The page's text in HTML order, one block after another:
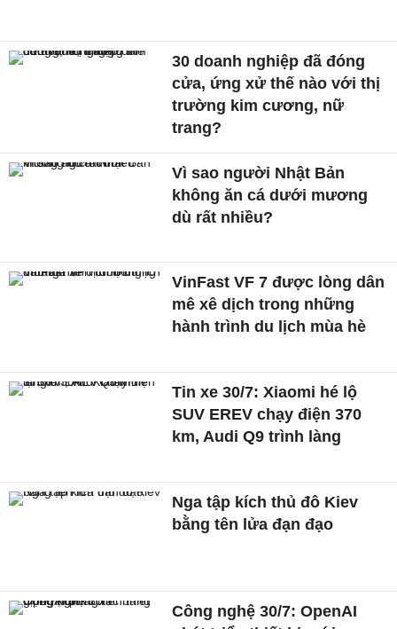
30 doanh nghiệp đã đóng
cửa, ứng xử thế nào với thị
trường kim cương, nữ
trang?
Vì sao người Nhật Bản
không ăn cá dưới mương
dù rất nhiều?
VinFast VF 7 được lòng dân
mê xê dịch trong những
hành trình du lịch mùa hè
Tin xe 30/7: Xiaomi hé lộ
SUV EREV chạy điện 370
km, Audi Q9 trình làng
Nga tập kích thủ đô Kiev
bằng tên lửa đạn đạo
Công nghệ 30/7: OpenAI